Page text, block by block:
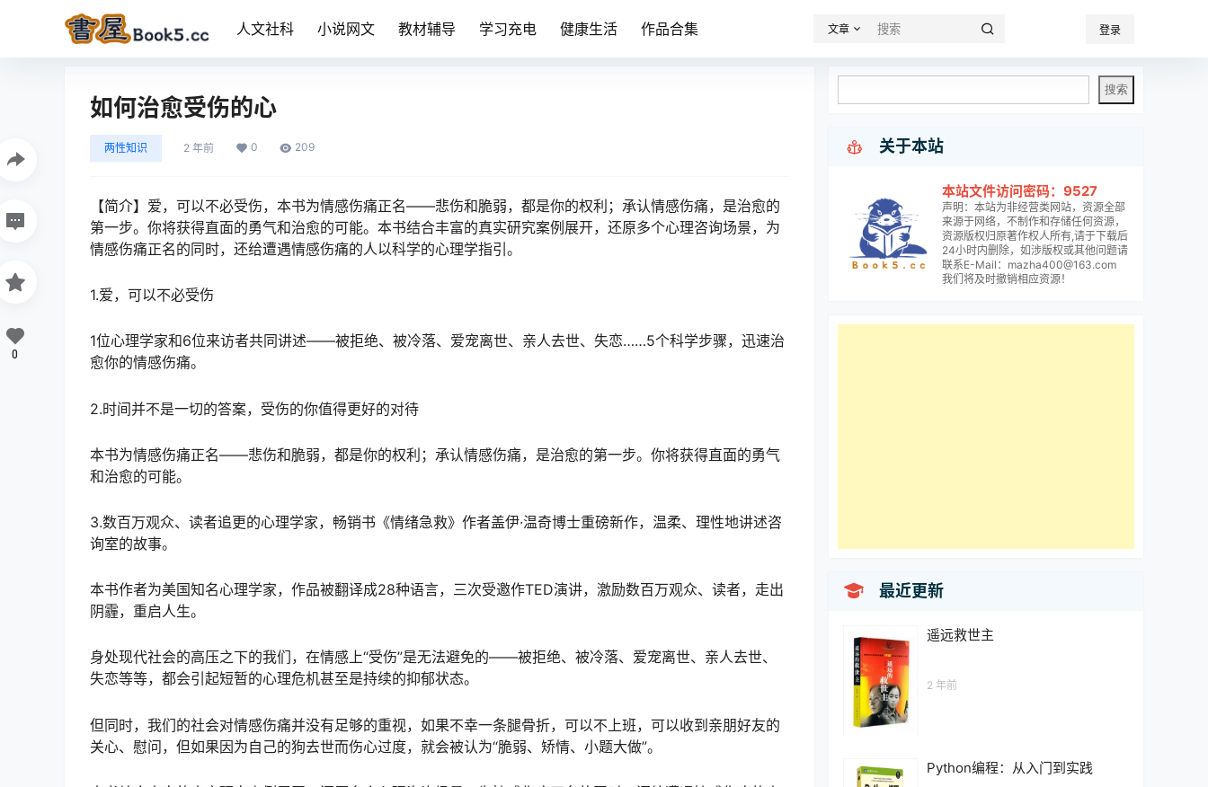
人文社科 小说网文 教材辅导 学习充电 健康生活 作品合集 文章 登录
如何治愈受伤的心
两性知识 2 年前 0 209
【简介】爱，可以不必受伤，本书为情感伤痛正名——悲伤和脆弱，都是你的权利；承认情感伤痛，是治愈的
第一步。你将获得直面的勇气和治愈的可能。本书结合丰富的真实研究案例展开，还原多个心理咨询场景，为
情感伤痛正名的同时，还给遭遇情感伤痛的人以科学的心理学指引。
1.爱，可以不必受伤
1位心理学家和6位来访者共同讲述——被拒绝、被冷落、爱宠离世、亲人去世、失恋……5个科学步骤，迅速治
愈你的情感伤痛。
2.时间并不是一切的答案，受伤的你值得更好的对待
本书为情感伤痛正名——悲伤和脆弱，都是你的权利；承认情感伤痛，是治愈的第一步。你将获得直面的勇气
和治愈的可能。
3.数百万观众、读者追更的心理学家，畅销书《情绪急救》作者盖伊·温奇博士重磅新作，温柔、理性地讲述咨
询室的故事。
本书作者为美国知名心理学家，作品被翻译成28种语言，三次受邀作TED演讲，激励数百万观众、读者，走出
阴霾，重启人生。
身处现代社会的高压之下的我们，在情感上“受伤”是无法避免的——被拒绝、被冷落、爱宠离世、亲人去世、
失恋等等，都会引起短暂的心理危机甚至是持续的抑郁状态。
但同时，我们的社会对情感伤痛并没有足够的重视，如果不幸一条腿骨折，可以不上班，可以收到亲朋好友的
关心、慰问，但如果因为自己的狗去世而伤心过度，就会被认为“脆弱、矫情、小题大做”。
0
 关于本站
本站文件访问密码：9527
声明：本站为非经营类网站，资源全部
来源于网络，不制作和存储任何资源，
资源版权归原著作权人所有,请于下载后
24小时内删除，如涉版权或其他问题请
联系E-Mail：mazha400@163.com
我们将及时撤销相应资源！
 最近更新
遥远救世主
2 年前
Python编程：从入门到实践